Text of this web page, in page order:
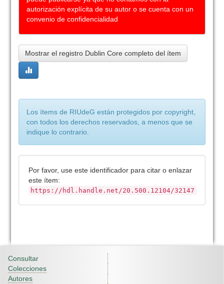
autorización explícita de su autor o se cuenta con un
convenio de confidencialidad
Mostrar el registro Dublin Core completo del ítem
Los ítems de RIUdeG están protegidos por copyright,
con todos los derechos reservados, a menos que se
indique lo contrario.
Por favor, use este identificador para citar o enlazar
este ítem:
https://hdl.handle.net/20.500.12104/32147
Consultar
Colecciones
Autores